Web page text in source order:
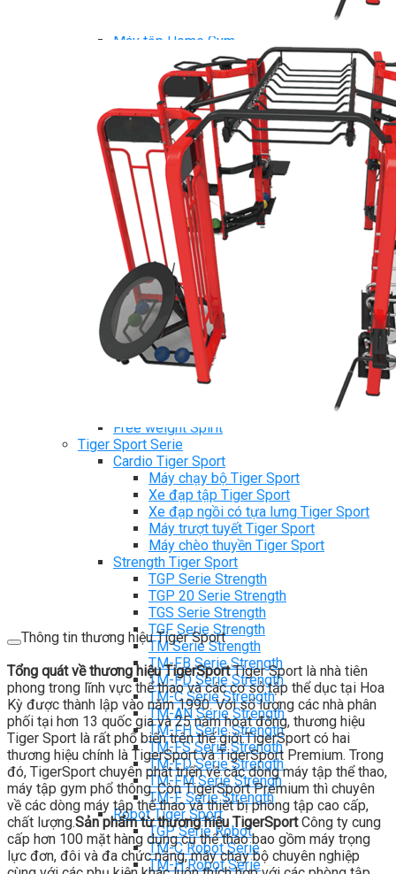
Máy tập Home Gym
Dụng Cụ Tập Gym
Giàn Tạ Đa Năng
Ghế Tập Bụng
Ghế Tập Tạ
Dụng Cụ Tập Thể Lực
Tạ & Đòn tạ
Kệ để tạ
Thiết Bị Massage
Ghế Massage
Dụng cụ Massage
Spirit Serie
Cardio Spirit
Máy chạy bộ Spirit
Xe đạp tập Spirit
Xe đạp ngồi có tựa lưng Spirit
Máy trượt tuyết Spirit
Máy chèo thuyền Spirit
Máy tập phục hồi chức năng Spirit
Strength Spirit
SP3 Serie Strength Spirit
Free weight Spirit
Tiger Sport Serie
Cardio Tiger Sport
Máy chạy bộ Tiger Sport
Xe đạp tập Tiger Sport
Xe đạp ngồi có tựa lưng Tiger Sport
Máy trượt tuyết Tiger Sport
Máy chèo thuyền Tiger Sport
Strength Tiger Sport
TGP Serie Strength
TGP 20 Serie Strength
TGS Serie Strength
TGF Serie Strength
TM Serie Strength
TM-FB Serie Strength
TM-FD Serie Strength
TM-C Serie Strength
TM-AN Serie Strength
TM-FH Serie Strength
TM-FS Serie Strength
TM-FD Serie Strength
TM-FM Serie Strengh
TM-F Serie Strength
Robot Tiger Sport
TGP Serie Robot
TM-C Robot Serie
TM-H Robot Serie
Thông tin thương hiệu Tiger Sport
Tổng quát về thương hiệu TigerSportTiger Sport là nhà tiên
phong trong lĩnh vực thể thao và các cơ sở tập thể dục tại Hoa
Kỳ được thành lập vào năm 1990. Với số lượng các nhà phân
phối tại hơn 13 quốc gia và 25 năm hoạt động, thương hiệu
Tiger Sport là rất phổ biến trên thế giới.TigerSport có hai
thương hiệu chính là TigerSport và TigerSport Premium. Trong
đó, TigerSport chuyên phát triển về các dòng máy tập thể thao,
máy tập gym phổ thông. Còn TigerSport Premium thì chuyên
về các dòng máy tập thể thao và thiết bị phòng tập cao cấp,
chất lượng.Sản phẩm từ thương hiệu TigerSportCông ty cung
cấp hơn 100 mặt hàng dụng cụ thể thao bao gồm máy trọng
lực đơn, đôi và đa chức năng, máy chạy bộ chuyên nghiệp